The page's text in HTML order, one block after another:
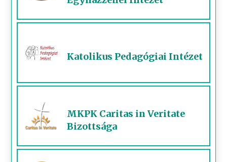
Katolikus Pedagógiai Intézet
MKPK Caritas in Veritate
Bizottsága